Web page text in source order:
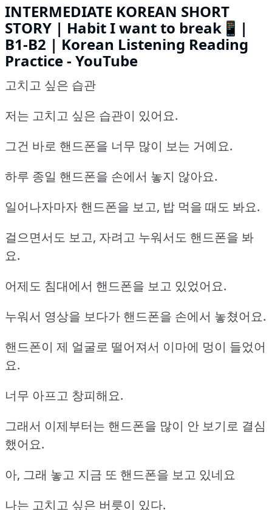
INTERMEDIATE KOREAN SHORT
STORY | Habit I want to break📱|
B1-B2 | Korean Listening Reading
Practice - YouTube
고치고 싶은 습관
저는 고치고 싶은 습관이 있어요.
그건 바로 핸드폰을 너무 많이 보는 거예요.
하루 종일 핸드폰을 손에서 놓지 않아요.
일어나자마자 핸드폰을 보고, 밥 먹을 때도 봐요.
걸으면서도 보고, 자려고 누워서도 핸드폰을 봐
요.
어제도 침대에서 핸드폰을 보고 있었어요.
누워서 영상을 보다가 핸드폰을 손에서 놓쳤어요.
핸드폰이 제 얼굴로 떨어져서 이마에 멍이 들었어
요.
너무 아프고 창피해요.
그래서 이제부터는 핸드폰을 많이 안 보기로 결심
했어요.
아, 그래 놓고 지금 또 핸드폰을 보고 있네요
나는 고치고 싶은 버릇이 있다.